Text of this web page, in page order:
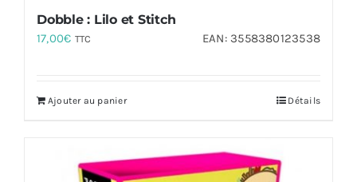
Dobble : Lilo et Stitch
17,00€ TTC EAN:3558380123538
Ajouter au panier Détails